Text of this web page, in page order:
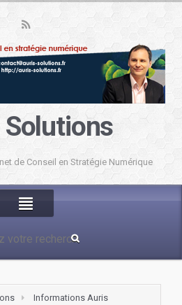
de Conseil en Stratégie Numérique
Informations Auris